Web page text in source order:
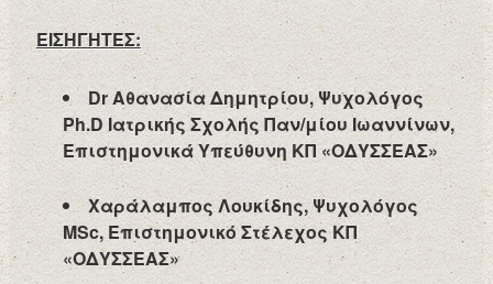
ΕΙΣΗΓΗΤΕΣ:
DrΑθανασία Δημητρίου, Ψυχολόγος
Ph.D Ιατρικής Σχολής Παν/μίου Ιωαννίνων,
Επιστημονικά Υπεύθυνη ΚΠ «ΟΔΥΣΣΕΑΣ»
Χαράλαμπος Λουκίδης, Ψυχολόγος
MSc, Επιστημονικό Στέλεχος ΚΠ
«ΟΔΥΣΣΕΑΣ»